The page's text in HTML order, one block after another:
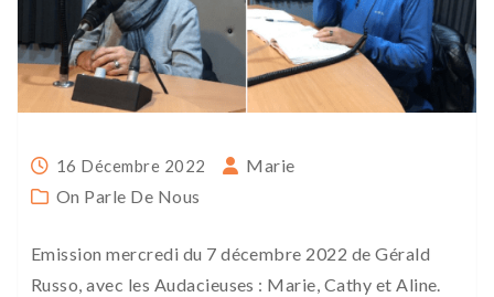
16 Décembre 2022
Marie
On Parle De Nous
Emission mercredi du 7 décembre 2022 de Gérald
Russo, avec les Audacieuses : Marie, Cathy et Aline.